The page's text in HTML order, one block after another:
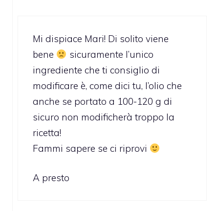
Mi dispiace Mari! Di solito viene
bene
sicuramente l’unico
ingrediente che ti consiglio di
modificare è, come dici tu, l’olio che
anche se portato a 100-120 g di
sicuro non modificherà troppo la
ricetta!
Fammi sapere se ci riprovi
A presto